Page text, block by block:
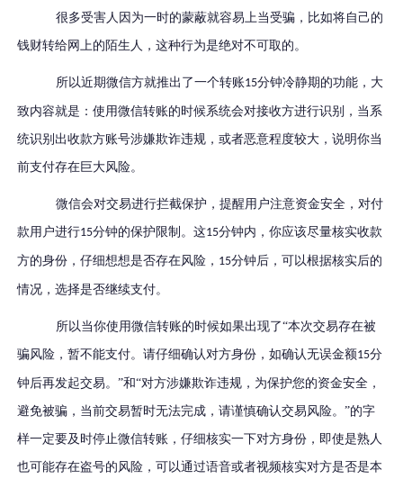
很多受害人因为一时的蒙蔽就容易上当受骗，比如将自己的
钱财转给网上的陌生人，这种行为是绝对不可取的。
所以近期微信方就推出了一个转账15分钟冷静期的功能，大
致内容就是：使用微信转账的时候系统会对接收方进行识别，当系
统识别出收款方账号涉嫌欺诈违规，或者恶意程度较大，说明你当
前支付存在巨大风险。
微信会对交易进行拦截保护，提醒用户注意资金安全，对付
款用户进行15分钟的保护限制。这15分钟内，你应该尽量核实收款
方的身份，仔细想想是否存在风险， 15分钟后，可以根据核实后的
情况，选择是否继续支付。
所以当你使用微信转账的时候如果出现了“本次交易存在被
骗风险，暂不能支付。请仔细确认对方身份，如确认无误金额15分
钟后再发起交易。”和“对方涉嫌欺诈违规，为保护您的资金安全，
避免被骗，当前交易暂时无法完成，请谨慎确认交易风险。”的字
样一定要及时停止微信转账，仔细核实一下对方身份，即使是熟人
也可能存在盗号的风险，可以通过语音或者视频核实对方是否是本